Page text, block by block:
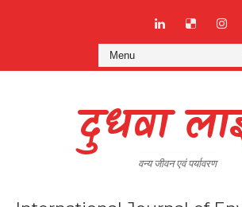
दुधवा
वन्य जीवन एवं पर्यावरण